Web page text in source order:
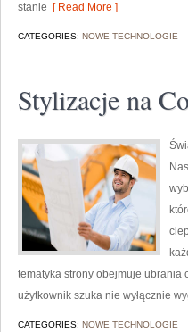
stanie [ Read More ]
CATEGORIES: NOWE TECHNOLOGIE
Stylizacje na
tematyka strony obejmuje ubrania
użytkownik szuka nie wyłącznie
CATEGORIES: NOWE TECHNOLOGIE